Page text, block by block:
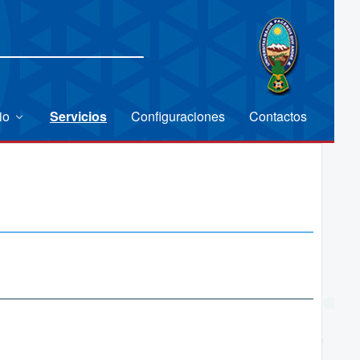
Servicios Configuraciones Contactos